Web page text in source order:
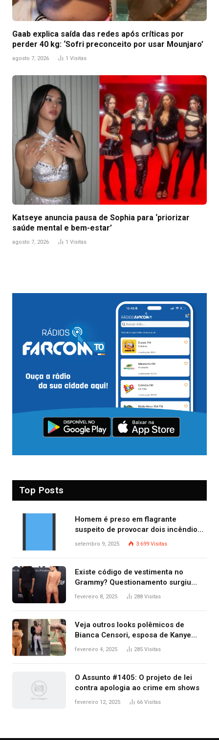
Gaab explica saída das redes após críticas por
perder 40 kg: ‘Sofri preconceito por usar Mounjaro’
agosto 7, 2026 1 Visitas
Katseye anuncia pausa de Sophia para ‘priorizar
saúde mental e bem-estar’
agosto 7, 2026 1 Visitas
Top Posts
Homem é preso em flagrante
suspeito de provocar dois incêndios
criminosos no mesmo dia
setembro 9, 2025 3.699 Visitas
Existe código de vestimenta no
Grammy? Questionamento surgiu
após Bianca Censori, mulher de
fevereiro 8, 2025 288 Visitas
Veja outros looks polêmicos de
Bianca Censori, esposa de Kanye
West que apareceu nua no Grammy
fevereiro 4, 2025 285 Visitas
O Assunto #1405: O projeto de lei
contra apologia ao crime em shows
fevereiro 12, 2025 66 Visitas